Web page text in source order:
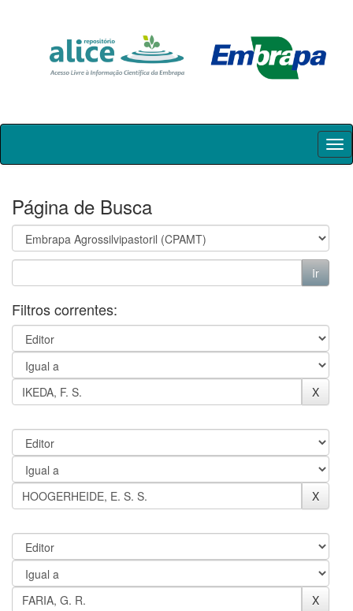
Skip
Página de Busca
Filtros correntes: